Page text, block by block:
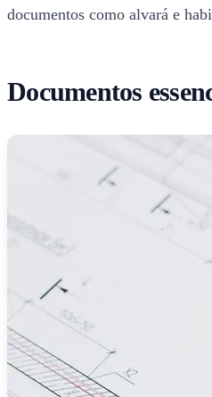
documentos como alvará e
Documentos